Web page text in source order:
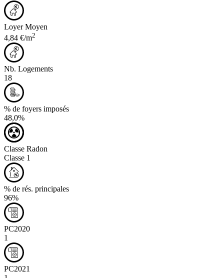
Loyer Moyen
4,84 €/m2
Nb. Logements
18
% de foyers imposés
48,0%
Classe Radon
Classe 1
% de rés. principales
96%
PC2020
1
PC2021